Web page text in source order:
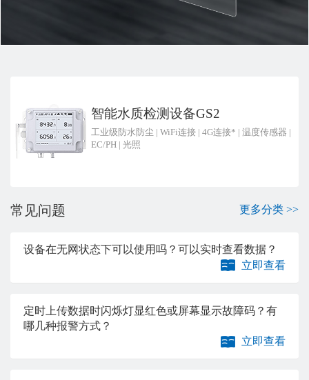
智能水质检测设备GS2
工业级防水防尘 | WiFi连接 | 4G连接* | 温度传感器 |
EC/PH | 光照
常见问题 更多分类 >>
设备在无网状态下可以使用吗？可以实时查看数据？
立即查看
定时上传数据时闪烁灯显红色或屏幕显示故障码？有
哪几种报警方式？
立即查看